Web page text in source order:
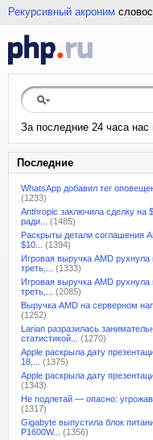
Рекурсивный акроним
За последние 24 часа нас
Последние
WhatsApp добавил тег
(1233)
Anthropic заключила сделку на
ради...
(1485)
Раскрыты детали соглашения
$10...
(1394)
Игровая выручка AMD рухнула
треть,...
(1333)
Игровая выручка AMD рухнула
треть,...
(2085)
Выручка AMD на серверном
(1252)
Larian разразилась
статистикой...
(1270)
Apple раскрыла дату
18,...
(1375)
Apple раскрыла дату
(1343)
Не подлетай — опасно:
(1317)
Gigabyte выпустила блок
P1600W...
(1356)